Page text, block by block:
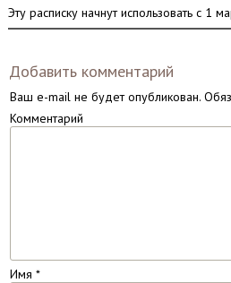
Эту расписку начнут использовать с 1
Добавить комментарий
Ваш e-mail не будет опубликован.
Комментарий
Имя *